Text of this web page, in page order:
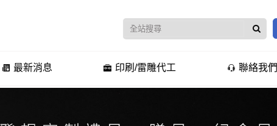
最新消息 印刷/雷雕代工 聯絡我們